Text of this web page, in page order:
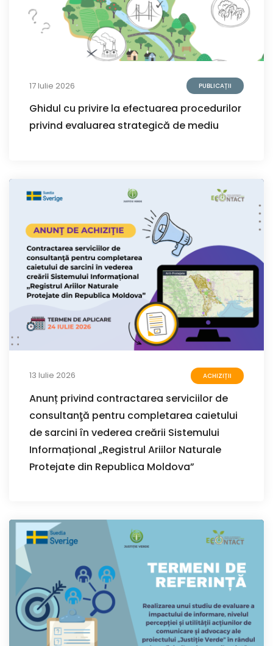
17 Iulie 2026 PUBLICAȚII
Ghidul cu privire la efectuarea procedurilor
privind evaluarea strategică de mediu
13 Iulie 2026 ACHIZIȚII
Anunț privind contractarea serviciilor de
consultanţă pentru completarea caietului
de sarcini în vederea creării Sistemului
Informațional „Registrul Ariilor Naturale
Protejate din Republica Moldova”